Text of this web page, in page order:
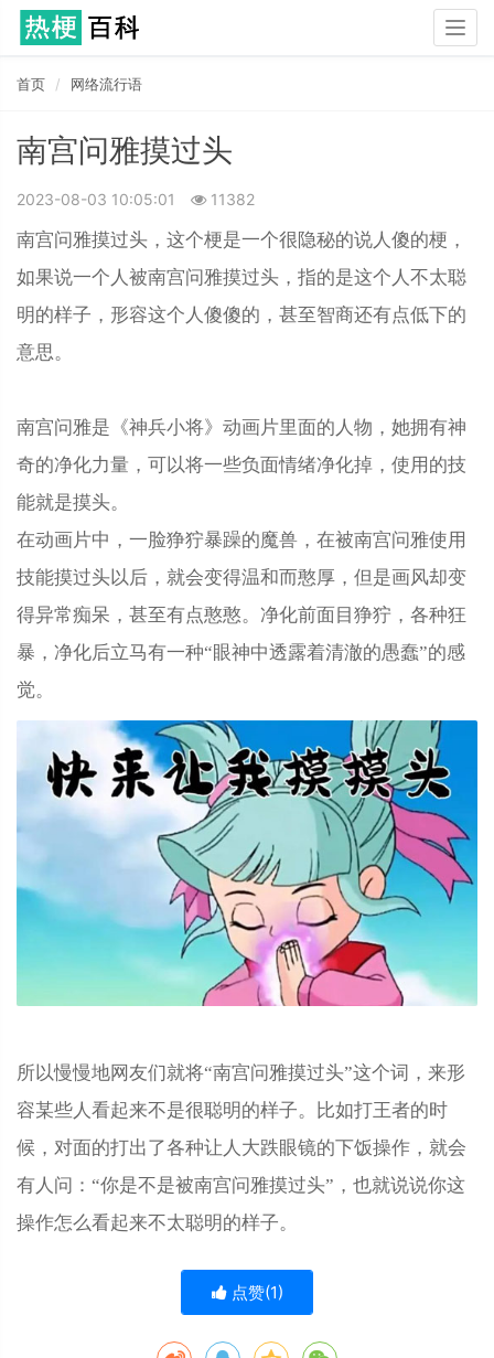
首页 网络流行语
南宫问雅摸过头
2023-08-03 10:05:01 11382
南宫问雅摸过头，这个梗是一个很隐秘的说人傻的梗，
如果说一个人被南宫问雅摸过头，指的是这个人不太聪
明的样子，形容这个人傻傻的，甚至智商还有点低下的
意思。
南宫问雅是《神兵小将》动画片里面的人物，她拥有神
奇的净化力量，可以将一些负面情绪净化掉，使用的技
能就是摸头。
在动画片中，一脸狰狞暴躁的魔兽，在被南宫问雅使用
技能摸过头以后，就会变得温和而憨厚，但是画风却变
得异常痴呆，甚至有点憨憨。净化前面目狰狞，各种狂
暴，净化后立马有一种“眼神中透露着清澈的愚蠢”的感
觉。
所以慢慢地网友们就将“南宫问雅摸过头”这个词，来形
容某些人看起来不是很聪明的样子。比如打王者的时
候，对面的打出了各种让人大跌眼镜的下饭操作，就会
有人问：“你是不是被南宫问雅摸过头”，也就说说你这
操作怎么看起来不太聪明的样子。
点赞(1)